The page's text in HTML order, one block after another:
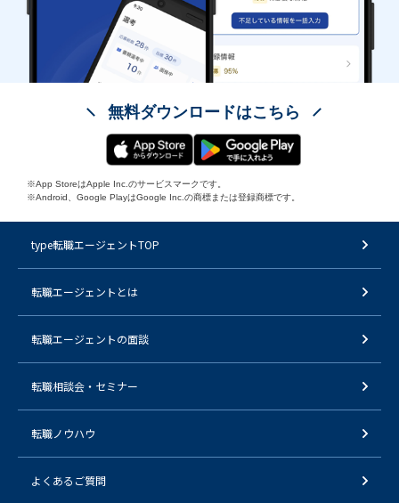
無料ダウンロードはこちら
※App StoreはApple Inc.のサービスマークです。
※Android、Google PlayはGoogle Inc.の商標または登録商標です。
type転職エージェントTOP
転職エージェントとは
転職エージェントの面談
転職相談会・セミナー
転職ノウハウ
よくあるご質問